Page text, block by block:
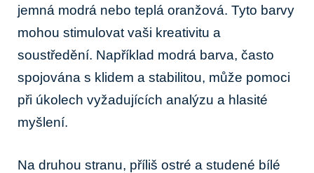
jemná modrá nebo teplá oranžová. Tyto barvy
mohou stimulovat vaši kreativitu a
soustředění. Například modrá barva, často
spojována s klidem a stabilitou, může pomoci
při úkolech vyžadujících analýzu a hlasité
myšlení.
Na druhou stranu, příliš ostré a studené bílé